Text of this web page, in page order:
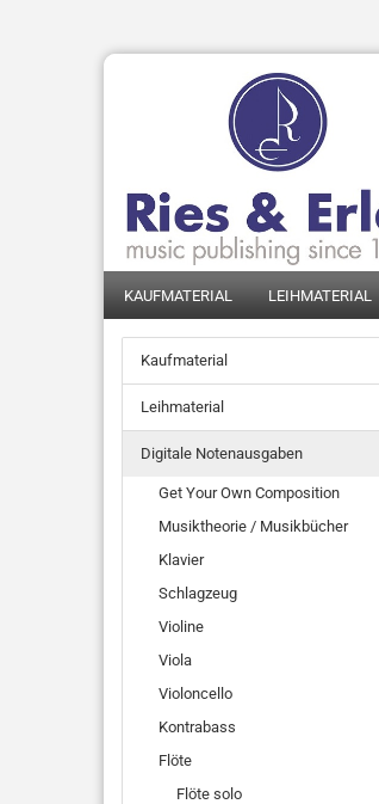
KAUFMATERIAL LEIHMATERIAL
Kaufmaterial
Leihmaterial
Digitale Notenausgaben
Get Your Own Composition
Musiktheorie / Musikbücher
Klavier
Schlagzeug
Violine
Viola
Violoncello
Kontrabass
Flöte
Flöte solo